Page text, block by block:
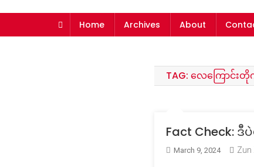
Home Archives About
TAG: လေကြောင်း
Fact Check:
March 9, 2024 Zun